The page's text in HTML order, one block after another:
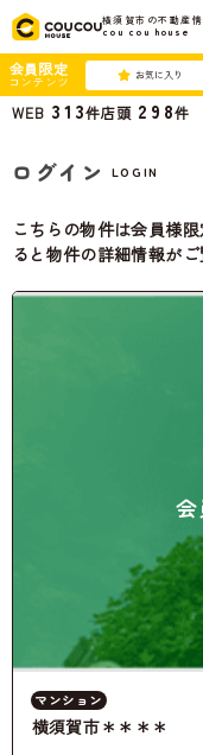
横須賀市の不動産情
cou cou house
会員限定
コンテンツ お気に入り
WEB 313件店頭 298件
ログイン LOGIN
こちらの物件は会員様
ると物件の詳細情報がご
マンション
横須賀市＊＊＊＊